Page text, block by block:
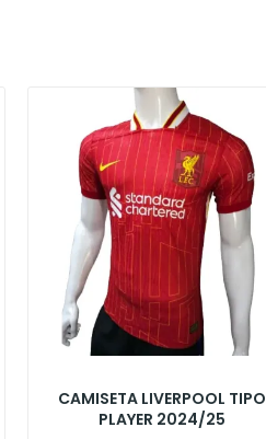
CAMISETA LIVERPOOL TIPO
PLAYER 2024/25